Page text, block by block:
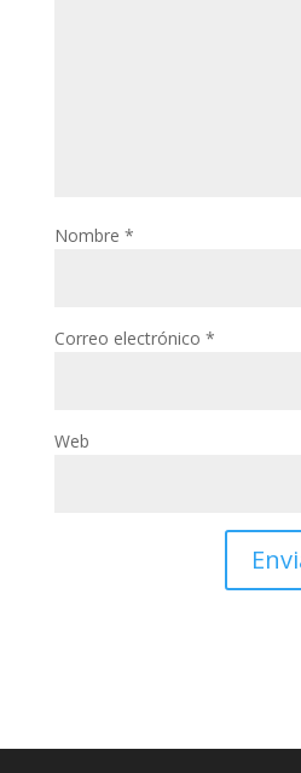
Nombre *
Correo electrónico *
Web